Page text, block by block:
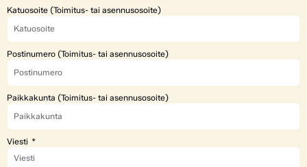
Katuosoite (Toimitus- tai asennusosoite)
Postinumero (Toimitus- tai asennusosoite)
Paikkakunta (Toimitus- tai asennusosoite)
Viesti